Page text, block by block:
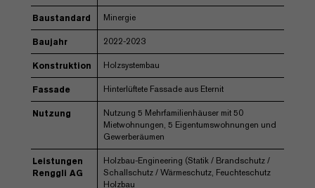
Baustandard Minergie
Baujahr 2022-2023
Konstruktion Holzsystembau
Fassade Hinterlüftete Fassade aus Eternit
Nutzung
Nutzung 5 Mehrfamilienhäuser mit 50
Mietwohnungen, 5 Eigentumswohnungen und
Gewerberäumen
Leistungen
Renggli AG
Holzbau-Engineering (Statik / Brandschutz /
Schallschutz / Wärmeschutz, Feuchteschutz
Holzbau